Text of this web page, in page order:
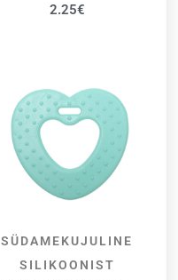
2.25€
VALI
SÜDAMEKUJULINE
SILIKOONIST